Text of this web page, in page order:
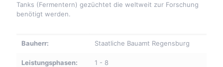
Tanks (Fermentern) gezüchtet die weltweit zur Forschung
benötigt werden.
Bauherr: Staatliche Bauamt Regensburg
Leistungsphasen: 1 - 8